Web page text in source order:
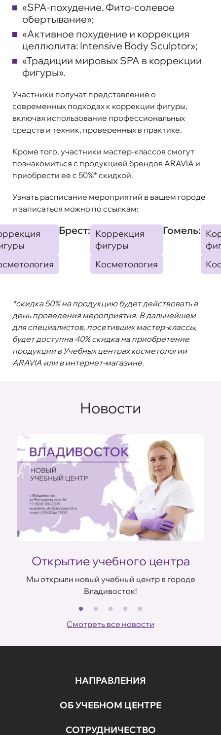
«SPA-похудение. Фито-солевое
обертывание»;
«Активное похудение и коррекция
целлюлита: Intensive Body Sculptor»;
«Традиции мировых SPA в коррекции
фигуры».
Участники получат представление о
современных подходах к коррекции фигуры,
включая использование профессиональных
средств и техник, проверенных в практике.
Кроме того, участники мастер-классов смогут
познакомиться с продукцией брендов ARAVIA и
приобрести ее с 50%* скидкой.
Узнать расписание мероприятий в вашем городе
и записаться можно по ссылкам:
Брест: Коррекция
фигуры
Косметология
Гомель:
*скидка 50% на продукцию будет действовать в
день проведения мероприятия. В дальнейшем
для специалистов, посетивших мастер-классы,
будет доступна 40% скидка на приобретение
продукции в Учебных центрах косметологии
ARAVIA или в интернет-магазине.
Новости
Открытие учебного центра
Мы открыли новый учебный центр в городе
Владивосток!
Смотреть все новости
НАПРАВЛЕНИЯ
ОБ УЧЕБНОМ ЦЕНТРЕ
СОТРУДНИЧЕСТВО